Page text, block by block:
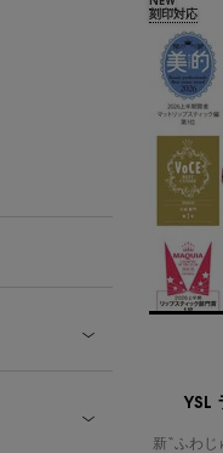
刻印対応
YSL
新“ふわじ